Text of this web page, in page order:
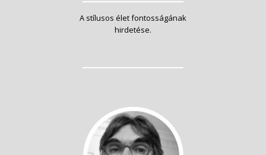
A stílusos élet fontosságának
hirdetése.